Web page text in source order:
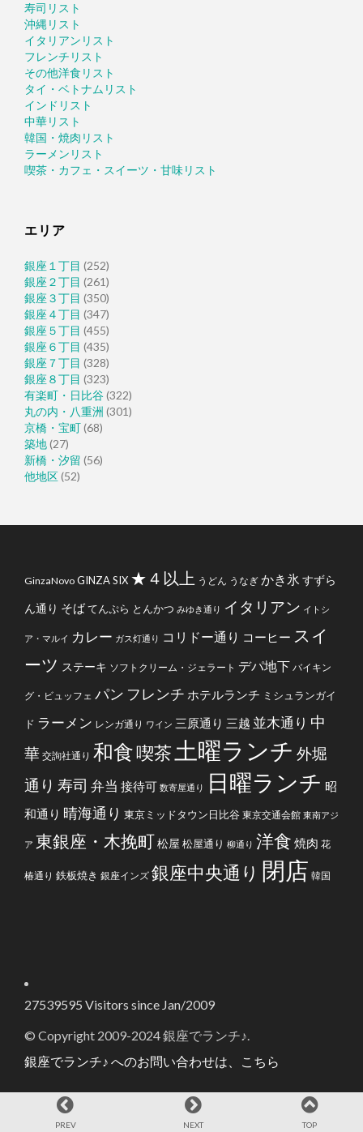
寿司リスト
沖縄リスト
イタリアンリスト
フレンチリスト
その他洋食リスト
タイ・ベトナムリスト
インドリスト
中華リスト
韓国・焼肉リスト
ラーメンリスト
喫茶・カフェ・スイーツ・甘味リスト
エリア
銀座１丁目 (252)
銀座２丁目 (261)
銀座３丁目 (350)
銀座４丁目 (347)
銀座５丁目 (455)
銀座６丁目 (435)
銀座７丁目 (328)
銀座８丁目 (323)
有楽町・日比谷(322)
丸の内・八重洲 (301)
京橋・宝町(68)
築地(27)
新橋・汐留 (56)
他地区(52)
GinzaNovo GINZA SIX ★４以上 うどん うなぎ かき氷 すずら
ん通り そばてんぷら とんかつ みゆき通り イタリアン イトシ
ア・マルイ カレー ガス灯通り コリドー通り コーヒー スイ
ーツ ステーキ ソフトクリーム・ジェラート デパ地下 バイキン
グ・ビュッフェ パン フレンチ ホテルランチ ミシュランガイ
ド ラーメン レンガ通り ワイン 三原通り 三越 並木通り 中
華 交詢社通り 和食喫茶 土曜ランチ 外堀
通り 寿司 弁当 接待可 数寄屋通り 日曜ランチ 昭
和通り 晴海通り 東京ミッドタウン日比谷 東京交通会館 東南アジ
ア 東銀座・木挽町松屋 松屋通り 柳通り 洋食 焼肉 花
椿通り 鉄板焼き 銀座インズ 銀座中央通り 閉店 韓国
27539595 Visitors since Jan/2009
© Copyright 2009-2024 銀座でランチ♪.
銀座でランチ♪ へのお問い合わせは、こちら
PREV NEXT TOP